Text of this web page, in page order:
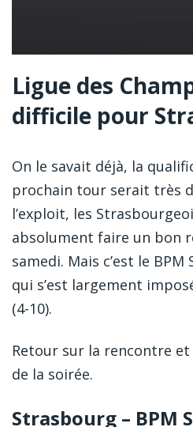
Ligue des
difficile pour
On le savait déjà, la
prochain tour serait très
l’exploit, les
absolument faire un bon
samedi. Mais c’est le
qui s’est largement
(4-10).
Retour sur la rencontre
de la soirée.
Strasbourg – BPM